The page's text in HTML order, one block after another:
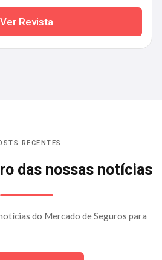
Ver Revista
RECENTES
das nossas notícias
do Mercado de Seguros para